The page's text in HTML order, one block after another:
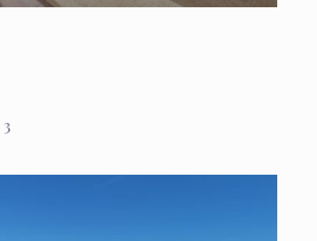
3